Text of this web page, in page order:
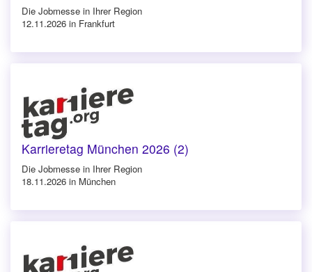
Die Jobmesse in Ihrer Region
12.11.2026 in Frankfurt
Karrieretag München 2026 (2)
Die Jobmesse in Ihrer Region
18.11.2026 in München